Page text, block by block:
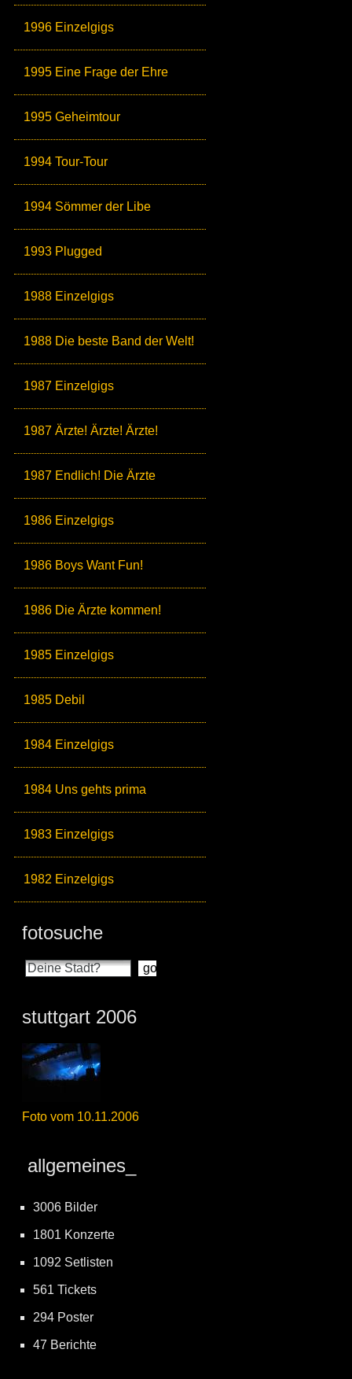
1996 Einzelgigs
1995 Eine Frage der Ehre
1995 Geheimtour
1994 Tour-Tour
1994 Sömmer der Libe
1993 Plugged
1988 Einzelgigs
1988 Die beste Band der Welt!
1987 Einzelgigs
1987 Ärzte! Ärzte! Ärzte!
1987 Endlich! Die Ärzte
1986 Einzelgigs
1986 Boys Want Fun!
1986 Die Ärzte kommen!
1985 Einzelgigs
1985 Debil
1984 Einzelgigs
1984 Uns gehts prima
1983 Einzelgigs
1982 Einzelgigs
fotosuche
stuttgart 2006
Foto vom 10.11.2006
allgemeines_
3006 Bilder
1801 Konzerte
1092 Setlisten
561 Tickets
294 Poster
47 Berichte